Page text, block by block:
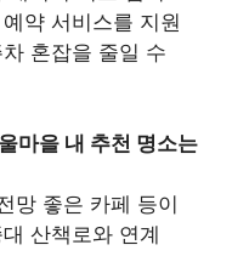
약 서비스를 지원
혼잡을 줄일 수
마을 내 추천 명소는
망 좋은 카페 등이
산책로와 연계